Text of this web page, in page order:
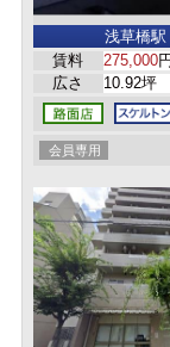
浅草橋駅
賃料
275,000円
広さ
10.92坪
会員専用